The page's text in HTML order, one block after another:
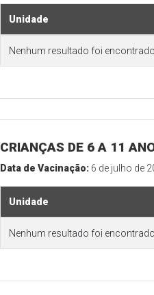
Unidade
Nenhum resultado foi encontrado.
CRIANÇAS DE 6 A 11
Data de Vacinação: 6 de julho de
Unidade
Nenhum resultado foi encontrado.